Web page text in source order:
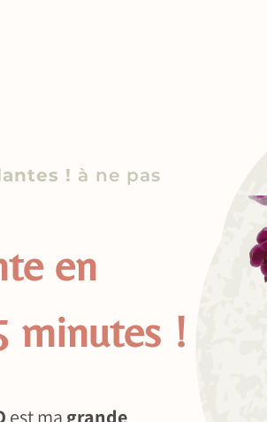
! à ne pas
en
minutes !
est ma grande